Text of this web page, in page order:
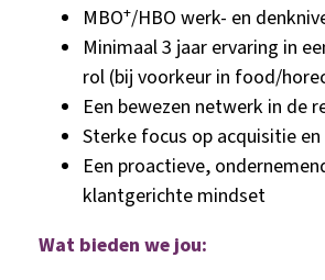
MBO+/HBO werk- en
Minimaal 3 jaar ervaring in
rol (bij voorkeur in food/
Een bewezen netwerk in de
Sterke focus op acquisitie
Een proactieve,
klantgerichte mindset
Wat bieden we jou: